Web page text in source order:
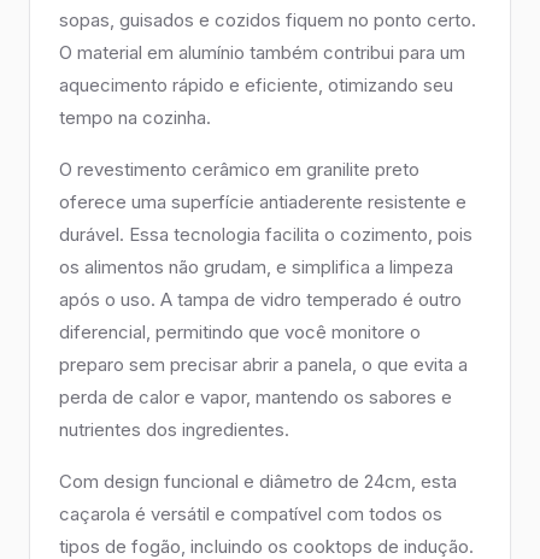
sopas, guisados e cozidos fiquem no ponto certo.
O material em alumínio também contribui para um
aquecimento rápido e eficiente, otimizando seu
tempo na cozinha.
O revestimento cerâmico em granilite preto
oferece uma superfície antiaderente resistente e
durável. Essa tecnologia facilita o cozimento, pois
os alimentos não grudam, e simplifica a limpeza
após o uso. A tampa de vidro temperado é outro
diferencial, permitindo que você monitore o
preparo sem precisar abrir a panela, o que evita a
perda de calor e vapor, mantendo os sabores e
nutrientes dos ingredientes.
Com design funcional e diâmetro de 24cm, esta
caçarola é versátil e compatível com todos os
tipos de fogão, incluindo os cooktops de indução.